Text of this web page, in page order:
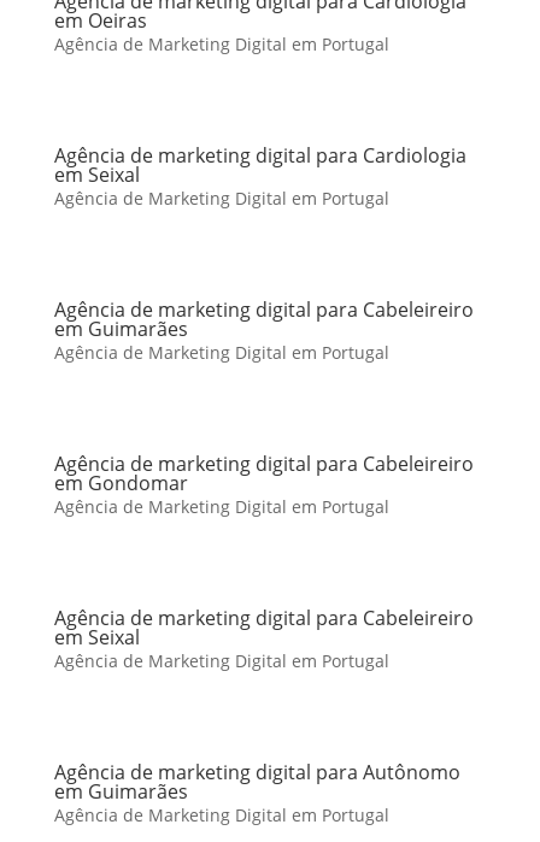
em Oeiras
Agência de Marketing Digital em Portugal
Agência de marketing digital para Cardiologia
em Seixal
Agência de Marketing Digital em Portugal
Agência de marketing digital para Cabeleireiro
em Guimarães
Agência de Marketing Digital em Portugal
Agência de marketing digital para Cabeleireiro
em Gondomar
Agência de Marketing Digital em Portugal
Agência de marketing digital para Cabeleireiro
em Seixal
Agência de Marketing Digital em Portugal
Agência de marketing digital para Autônomo
em Guimarães
Agência de Marketing Digital em Portugal